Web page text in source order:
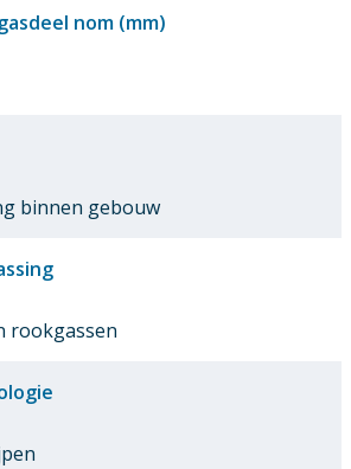
nom (mm)
binnen gebouw
rookgassen